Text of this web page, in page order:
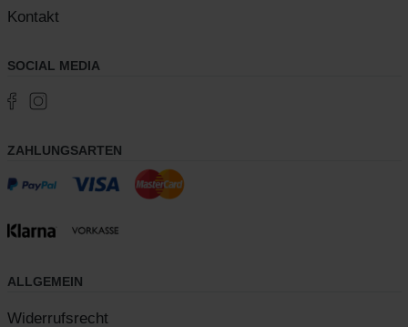
Kontakt
SOCIAL MEDIA
ZAHLUNGSARTEN
ALLGEMEIN
Widerrufsrecht